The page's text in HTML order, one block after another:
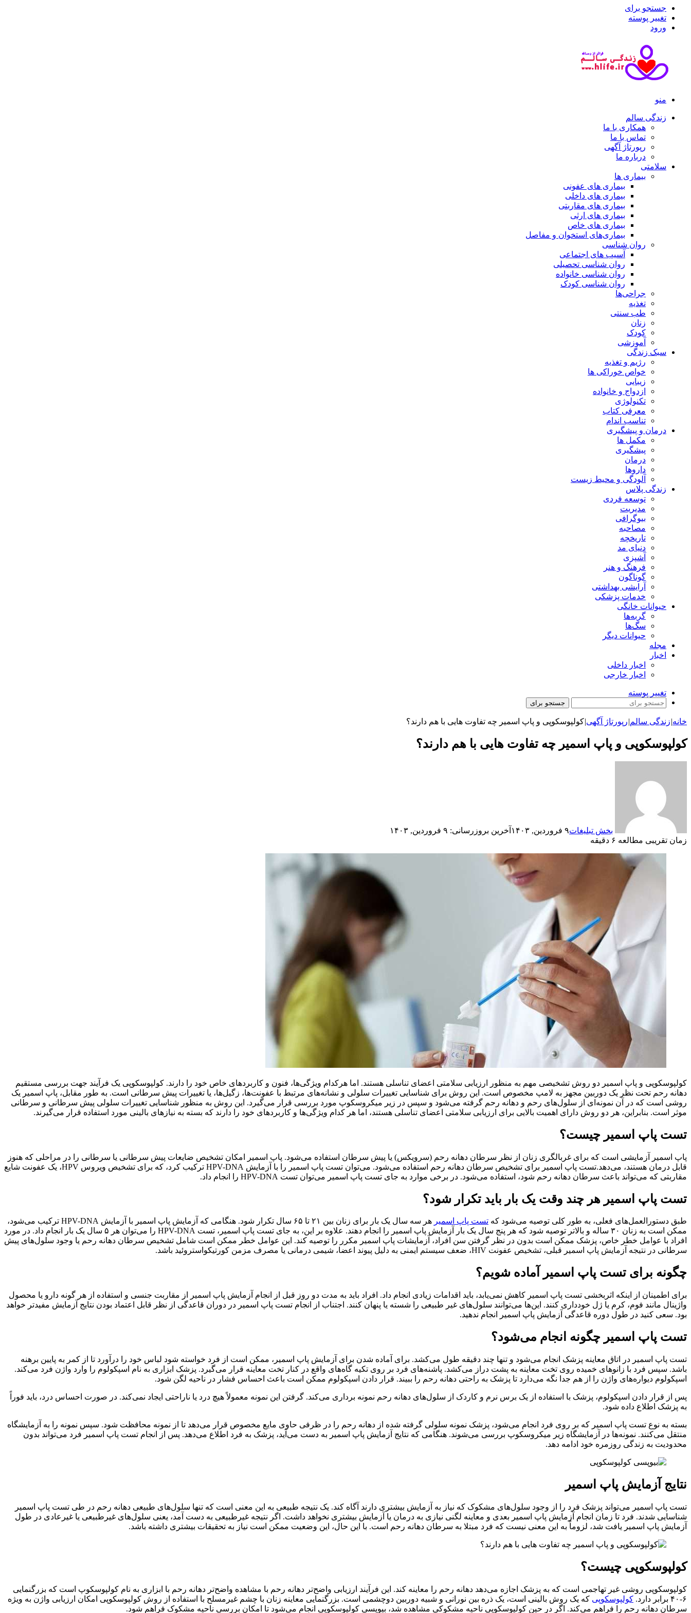
جستجو برای
تغییر پوسته
ورود
منو
زندگی سالم
همکاری با ما
تماس با ما
رپورتاژ آگهی
درباره ما
سلامتی
بیماری ها
بیماری های عفونی
بیماری های داخلی
بیماری های مقاربتی
بیماری های ارثی
بیماری های خاص
بیماری‌های استخوان و مفاصل
روان شناسی
آسیب های اجتماعی
روان شناسی تحصیلی
روان شناسی خانواده
روان شناسی کودک
جراحی‌ها
تغذیه
طب سنتی
زنان
کودک
آموزشی
سبک زندگی
رژیم و تغذیه
خواص خوراکی ها
زیبایی
ازدواج و خانواده
تکنولوژی
معرفی کتاب
تناسب اندام
درمان و پیشگیری
مکمل ها
پیشگیری
درمان
داروها
آلودگی و محیط زیست
زندگی پلاس
توسعه فردی
مدیریت
بیوگرافی
مصاحبه
تاریخچه
دنیای مد
آشپزی
فرهنگ و هنر
گوناگون
آرایشی بهداشتی
خدمات پزشکی
حیوانات خانگی
گربه‌ها
سگ‌ها
حیوانات دیگر
مجله
اخبار
اخبار داخلی
اخبار خارجی
تغییر پوسته
جستجو برای
خانه|زندگی سالم|رپورتاژ آگهی|کولپوسکوپی و پاپ اسمیر چه تفاوت هایی با هم دارند؟
کولپوسکوپی و پاپ اسمیر چه تفاوت هایی با هم دارند؟
بخش تبلیغات۹ فروردین, ۱۴۰۳
آخرین بروزرسانی: ۹ فروردین, ۱۴۰۳
زمان تقریبی مطالعه ۶ دقیقه
کولپوسکوپی و پاپ اسمیر دو روش تشخیصی مهم به منظور ارزیابی سلامتی اعضای تناسلی هستند. اما هرکدام ویژگی‌ها، فنون و کاربردهای خاص خود را دارند. کولپوسکوپی یک فرآیند جهت بررسی مستقیم
دهانه رحم تحت نظر یک دوربین مجهز به لامپ مخصوص است. این روش برای شناسایی تغییرات سلولی و نشانه‌های مرتبط با عفونت‌ها، زگیل‌ها، یا تغییرات پیش سرطانی است. به طور مقابل، پاپ اسمیر یک
روشی است که در آن نمونه‌ای از سلول‌های رحم و دهانه رحم گرفته می‌شود و سپس در زیر میکروسکوپ مورد بررسی قرار می‌گیرد. این روش به منظور شناسایی تغییرات سلولی پیش سرطانی و سرطانی
موثر است. بنابراین، هر دو روش دارای اهمیت بالایی برای ارزیابی سلامتی اعضای تناسلی هستند، اما هر کدام ویژگی‌ها و کاربردهای خود را دارند که بسته به نیازهای بالینی مورد استفاده قرار می‌گیرند.
تست پاپ اسمیر چیست؟
پاپ اسمیر آزمایشی است که برای غربالگری زنان از نظر سرطان دهانه رحم (سرویکس) یا پیش سرطان استفاده می‌شود. پاپ اسمیر امکان تشخیص ضایعات پیش سرطانی یا سرطانی را در مراحلی که هنوز
قابل درمان هستند، می‌دهد.تست پاپ اسمیر برای تشخیص سرطان دهانه رحم استفاده می‌شود. می‌توان تست پاپ اسمیر را با آزمایش HPV-DNA ترکیب کرد، که برای تشخیص ویروس HPV، یک عفونت شایع
مقاربتی که می‌تواند باعث سرطان دهانه رحم شود، استفاده می‌شود. در برخی موارد به جای تست پاپ اسمیر می‌توان تست HPV-DNA را انجام داد.
تست پاپ اسمیر هر چند وقت یک بار باید تکرار شود؟
طبق دستورالعمل‌های فعلی، به طور کلی توصیه می‌شود که تست پاپ اسمیر
هر سه سال یک بار برای زنان بین ۲۱ تا ۶۵ سال تکرار شود. هنگامی که آزمایش پاپ اسمیر با آزمایش HPV-DNA ترکیب می‌شود،
ممکن است به زنان ۳۰ ساله و بالاتر توصیه شود که هر پنج سال یک بار آزمایش پاپ اسمیر را انجام دهند. علاوه بر این، به جای تست پاپ اسمیر، تست HPV-DNA را می‌توان هر ۵ سال یک بار انجام داد. در مورد
افراد با عوامل خطر خاص، پزشک ممکن است بدون در نظر گرفتن سن افراد، آزمایشات پاپ اسمیر مکرر را توصیه کند. این عوامل خطر ممکن است شامل تشخیص سرطان دهانه رحم یا وجود سلول‌های پیش
سرطانی در نتیجه آزمایش پاپ اسمیر قبلی، تشخیص عفونت HIV، ضعف سیستم ایمنی به دلیل پیوند اعضا، شیمی درمانی یا مصرف مزمن کورتیکواستروئید باشد.
چگونه برای تست پاپ اسمیر آماده شویم؟
برای اطمینان از اینکه اثربخشی تست پاپ اسمیر کاهش نمی‌یابد، باید اقدامات زیادی انجام داد. افراد باید به مدت دو روز قبل از انجام آزمایش پاپ اسمیر از مقاربت جنسی و استفاده از هر گونه دارو یا محصول
واژینال مانند فوم، کرم یا ژل خودداری کنند. این‌ها می‌توانند سلول‌های غیر طبیعی را شسته یا پنهان کنند. اجتناب از انجام تست پاپ اسمیر در دوران قاعدگی از نظر قابل اعتماد بودن نتایج آزمایش مفیدتر خواهد
بود. سعی کنید در طول دوره قاعدگی آزمایش پاپ اسمیر انجام ندهید.
تست پاپ اسمیر چگونه انجام می‌شود؟
تست پاپ اسمیر در اتاق معاینه پزشک انجام می‌شود و تنها چند دقیقه طول می‌کشد. برای آماده شدن برای آزمایش پاپ اسمیر، ممکن است از فرد خواسته شود لباس خود را درآورد تا از کمر به پایین برهنه
باشد. سپس فرد با زانوهای خمیده روی تخت معاینه به پشت دراز می‌کشد. پاشنه‌های فرد بر روی تکیه گاه‌های واقع در کنار تخت معاینه قرار می‌گیرد. پزشک ابزاری به نام اسپکولوم را وارد واژن فرد می‌کند.
اسپکولوم دیواره‌های واژن را از هم جدا نگه می‌دارد تا پزشک به راحتی دهانه رحم را ببیند. قرار دادن اسپکولوم ممکن است باعث احساس فشار در ناحیه لگن شود.
پس از قرار دادن اسپکولوم، پزشک با استفاده از یک برس نرم و کاردک از سلول‌های دهانه رحم نمونه برداری می‌کند. گرفتن این نمونه معمولاً هیچ درد یا ناراحتی ایجاد نمی‌کند. در صورت احساس درد، باید فوراً
به پزشک اطلاع داده شود.
بسته به نوع تست پاپ اسمیر که بر روی فرد انجام می‌شود، پزشک نمونه سلولی گرفته شده از دهانه رحم را در ظرفی حاوی مایع مخصوص قرار می‌دهد تا از نمونه محافظت شود. سپس نمونه را به آزمایشگاه
منتقل می‌کنند. نمونه‌ها در آزمایشگاه زیر میکروسکوپ بررسی می‌شوند. هنگامی که نتایج آزمایش پاپ اسمیر به دست می‌آید، پزشک به فرد اطلاع می‌دهد. پس از انجام تست پاپ اسمیر فرد می‌تواند بدون
محدودیت به زندگی روزمره خود ادامه دهد.
نتایج آزمایش پاپ اسمیر
تست پاپ اسمیر می‌تواند پزشک فرد را از وجود سلول‌های مشکوک که نیاز به آزمایش بیشتری دارند آگاه کند. یک نتیجه طبیعی به این معنی است که تنها سلول‌های طبیعی دهانه رحم در طی تست پاپ اسمیر
شناسایی شدند. فرد تا زمان انجام آزمایش پاپ اسمیر بعدی و معاینه لگنی نیازی به درمان یا آزمایش بیشتری نخواهد داشت. اگر نتیجه غیرطبیعی به دست آمد، یعنی سلول‌های غیرطبیعی یا غیرعادی در طول
آزمایش پاپ اسمیر یافت شد، لزوماً به این معنی نیست که فرد مبتلا به سرطان دهانه رحم است. با این حال، این وضعیت ممکن است نیاز به تحقیقات بیشتری داشته باشد.
کولپوسکوپی چیست؟
کولپوسکوپی روشی غیر تهاجمی است که به پزشک اجازه می‌دهد دهانه رحم را معاینه کند. این فرآیند ارزیابی واضح‌تر دهانه رحم با مشاهده واضح‌تر دهانه رحم با ابزاری به نام کولپوسکوپ است که بزرگنمایی
۶-۴۰ برابر دارد.
کولپوسکوپی که یک روش بالینی است، یک ذره بین نورانی و شبیه دوربین دوچشمی است. بزرگنمایی معاینه زنان با چشم غیرمسلح با استفاده از روش کولپوسکوپی امکان ارزیابی واژن به ویژه
سرطان دهانه رحم را فراهم می‌کند. اگر در حین کولپوسکوپی ناحیه مشکوکی مشاهده شد، بیوپسی کولپوسکوپی انجام می‌شود تا امکان بررسی ناحیه مشکوک فراهم شود.